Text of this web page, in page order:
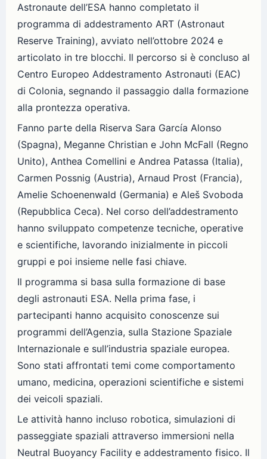
Astronaute dell’ESA hanno completato il
programma di addestramento ART (Astronaut
Reserve Training), avviato nell’ottobre 2024 e
articolato in tre blocchi. Il percorso si è concluso al
Centro Europeo Addestramento Astronauti (EAC)
di Colonia, segnando il passaggio dalla formazione
alla prontezza operativa.
Fanno parte della Riserva Sara García Alonso
(Spagna), Meganne Christian e John McFall (Regno
Unito), Anthea Comellini e Andrea Patassa (Italia),
Carmen Possnig (Austria), Arnaud Prost (Francia),
Amelie Schoenenwald (Germania) e Aleš Svoboda
(Repubblica Ceca). Nel corso dell’addestramento
hanno sviluppato competenze tecniche, operative
e scientifiche, lavorando inizialmente in piccoli
gruppi e poi insieme nelle fasi chiave.
Il programma si basa sulla formazione di base
degli astronauti ESA. Nella prima fase, i
partecipanti hanno acquisito conoscenze sui
programmi dell’Agenzia, sulla Stazione Spaziale
Internazionale e sull’industria spaziale europea.
Sono stati affrontati temi come comportamento
umano, medicina, operazioni scientifiche e sistemi
dei veicoli spaziali.
Le attività hanno incluso robotica, simulazioni di
passeggiate spaziali attraverso immersioni nella
Neutral Buoyancy Facility e addestramento fisico. Il